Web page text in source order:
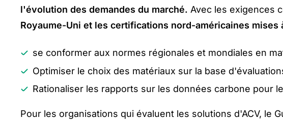
l'évolution des demandes du marché. Avec les exigences
Royaume-Uni et les certifications nord-américaines mises
se conformer aux normes régionales et mondiales en
Optimiser le choix des matériaux sur la base
Rationaliser les rapports sur les données carbone pour
Pour les organisations qui évaluent les solutions d'ACV,